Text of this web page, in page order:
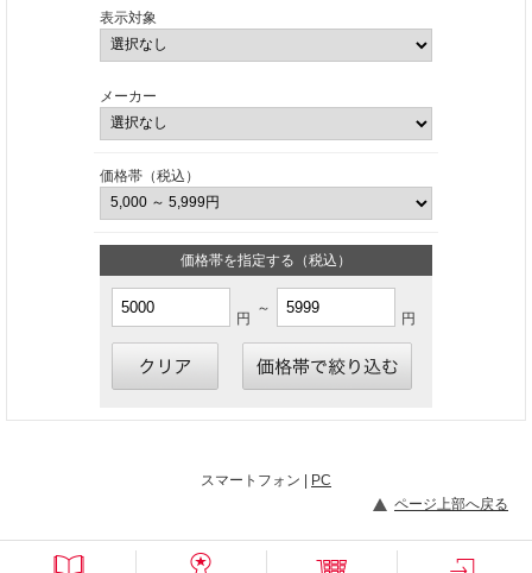
表示対象
メーカー
価格帯（税込）
価格帯を指定する（税込）
円
～
円
スマートフォン | PC
ページ上部へ戻る